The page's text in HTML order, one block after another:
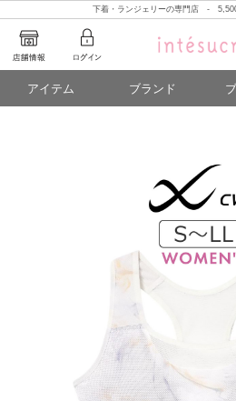
下着・ランジェリーの専門店 -
アイテム ブランド